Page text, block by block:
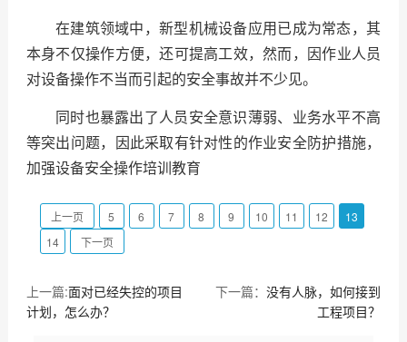
在建筑领域中，新型机械设备应用已成为常态，其
本身不仅操作方便，还可提高工效，然而，因作业人员
对设备操作不当而引起的安全事故并不少见。
同时也暴露出了人员安全意识薄弱、业务水平不高
等突出问题，因此采取有针对性的作业安全防护措施，
加强设备安全操作培训教育
上一页 5 6 7 8 9 10 11 12
13
14
下一页
上一篇:面对已经失控的项目
计划，怎么办？
下一篇：没有人脉，如何接到
工程项目？